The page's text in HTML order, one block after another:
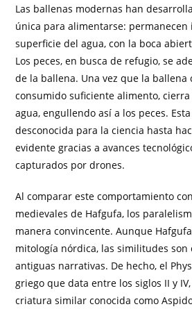
Las ballenas modernas han
única para alimentarse: permanecen
superficie del agua, con la boca
Los peces, en busca de refugio, se
de la ballena. Una vez que la ballena
consumido suficiente alimento,
agua, engullendo así a los peces.
desconocida para la ciencia hasta
evidente gracias a avances
capturados por drones.
Al comparar este comportamiento
medievales de Hafgufa, los
manera convincente. Aunque
mitología nórdica, las similitudes son
antiguas narrativas. De hecho, el
griego que data entre los siglos II y
criatura similar conocida como